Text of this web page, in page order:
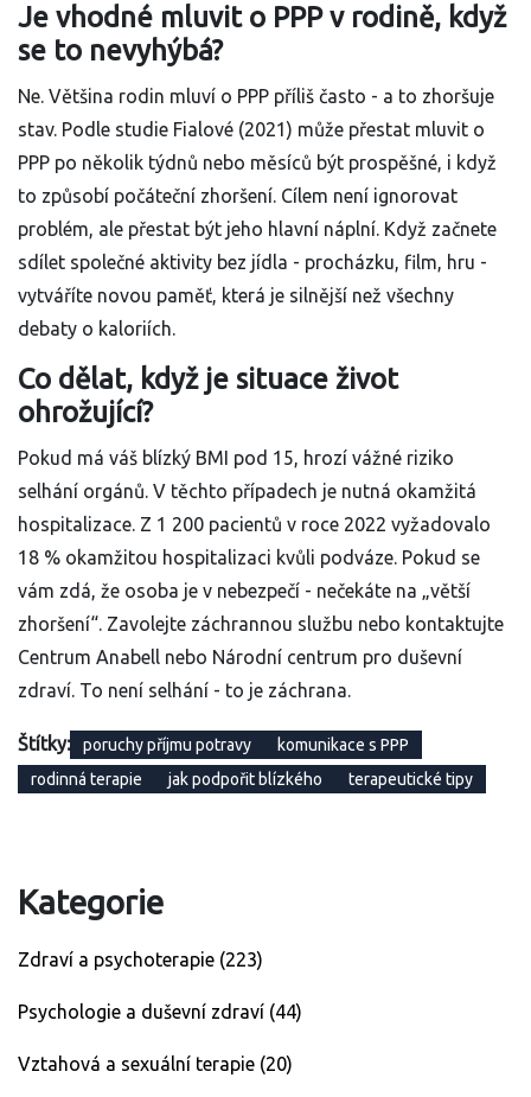
Je vhodné mluvit o PPP v rodině, když
se to nevyhýbá?
Ne. Většina rodin mluví o PPP příliš často - a to zhoršuje
stav. Podle studie Fialové (2021) může přestat mluvit o
PPP po několik týdnů nebo měsíců být prospěšné, i když
to způsobí počáteční zhoršení. Cílem není ignorovat
problém, ale přestat být jeho hlavní náplní. Když začnete
sdílet společné aktivity bez jídla - procházku, film, hru -
vytváříte novou paměť, která je silnější než všechny
debaty o kaloriích.
Co dělat, když je situace život
ohrožující?
Pokud má váš blízký BMI pod 15, hrozí vážné riziko
selhání orgánů. V těchto případech je nutná okamžitá
hospitalizace. Z 1 200 pacientů v roce 2022 vyžadovalo
18 % okamžitou hospitalizaci kvůli podváze. Pokud se
vám zdá, že osoba je v nebezpečí - nečekáte na „větší
zhoršení“. Zavolejte záchrannou službu nebo kontaktujte
Centrum Anabell nebo Národní centrum pro duševní
zdraví. To není selhání - to je záchrana.
Štítky: poruchy příjmu potravy
komunikace s PPP
rodinná terapie
jak podpořit blízkého terapeutické tipy
Kategorie
Zdraví a psychoterapie (223)
Psychologie a duševní zdraví (44)
Vztahová a sexuální terapie (20)